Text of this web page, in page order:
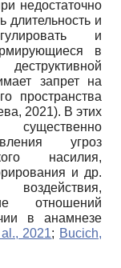
недостаточно
длительность и
и
в
запрет на
пространства
2021). В этих
угроз
насилия,
и др.
отношений
в анамнезе
2021; Bucich,